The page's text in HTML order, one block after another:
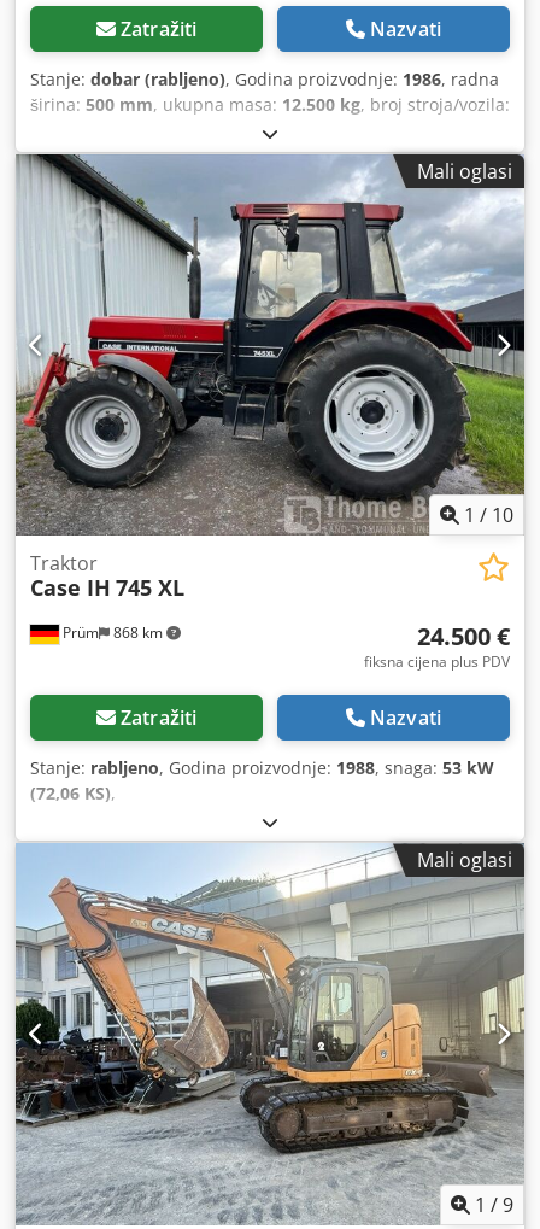
Zatražiti Nazvati
Stanje: dobar (rabljeno), Godina proizvodnje: 1986, radna
širina: 500 mm, ukupna masa: 12.500 kg, broj stroja/vozila:
, CASE IH 1660 aksijalni protok Cedpfx Alsvr Dxpeyjrf
Marka: Case IH Model: 1660 Godina: 1987 Radni sati: 3.300
h Širina presjeka: 5,00 m Razne vrste opreme: sjeckalica
slame, rasipač slame
Mali oglasi
1 / 10
Prüm 868 km
Traktor
Case IH 745 XL
24.500 €
fiksna cijena plus PDV
Zatražiti Nazvati
Stanje: rabljeno, Godina proizvodnje: 1988, snaga: 53 kW
(72,06 KS),
Mali oglasi
1 /9